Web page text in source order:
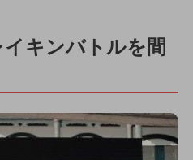
キンバトルを間